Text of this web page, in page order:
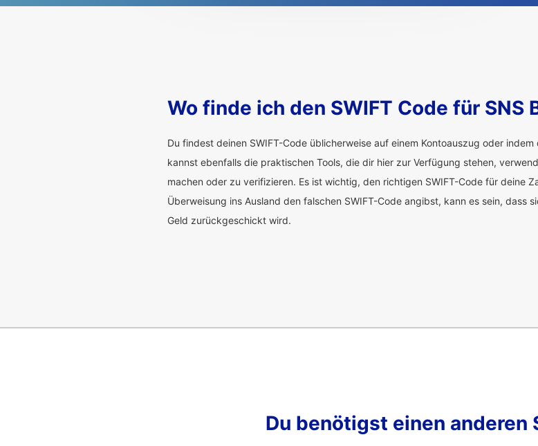
Wo finde ich den SWIFT Code für SNS
Du findest deinen SWIFT-Code üblicherweise auf einem Kontoauszug oder
kannst ebenfalls die praktischen Tools, die dir hier zur Verfügung stehen,
machen oder zu verifizieren. Es ist wichtig, den richtigen SWIFT-Code für deine
Überweisung ins Ausland den falschen SWIFT-Code angibst, kann es sein, dass
Geld zurückgeschickt wird.
Du benötigst einen anderen